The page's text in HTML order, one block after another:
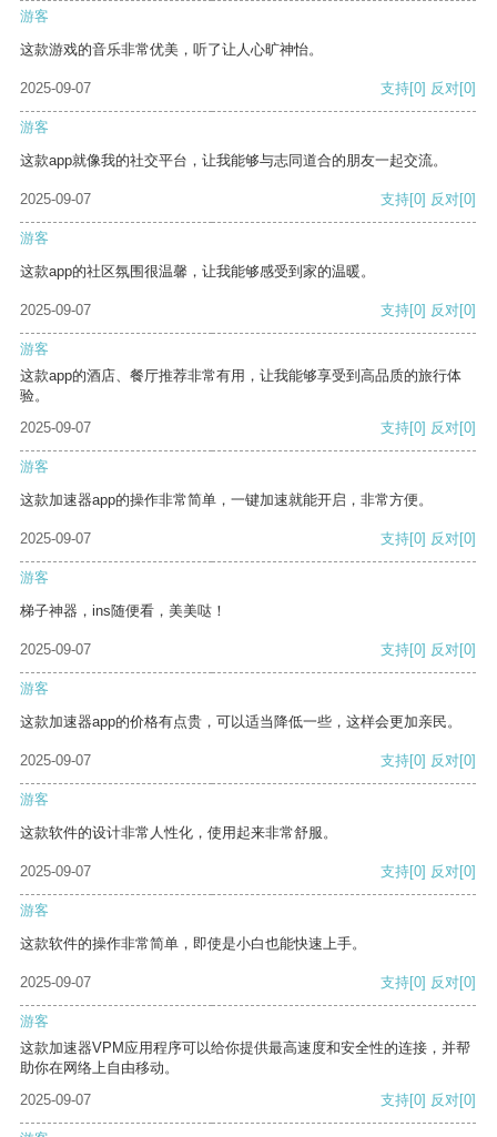
游客
这款游戏的音乐非常优美，听了让人心旷神怡。
2025-09-07 支持[0] 反对[0]
游客
这款app就像我的社交平台，让我能够与志同道合的朋友一起交流。
2025-09-07 支持[0] 反对[0]
游客
这款app的社区氛围很温馨，让我能够感受到家的温暖。
2025-09-07 支持[0] 反对[0]
游客
这款app的酒店、餐厅推荐非常有用，让我能够享受到高品质的旅行体
验。
2025-09-07
支持[0] 反对[0]
游客
这款加速器app的操作非常简单，一键加速就能开启，非常方便。
2025-09-07 支持[0] 反对[0]
游客
梯子神器，ins随便看，美美哒！
2025-09-07 支持[0] 反对[0]
游客
这款加速器app的价格有点贵，可以适当降低一些，这样会更加亲民。
2025-09-07 支持[0] 反对[0]
游客
这款软件的设计非常人性化，使用起来非常舒服。
2025-09-07 支持[0] 反对[0]
游客
这款软件的操作非常简单，即使是小白也能快速上手。
2025-09-07 支持[0] 反对[0]
游客
这款加速器VPM应用程序可以给你提供最高速度和安全性的连接，并帮
助你在网络上自由移动。
2025-09-07
支持[0] 反对[0]